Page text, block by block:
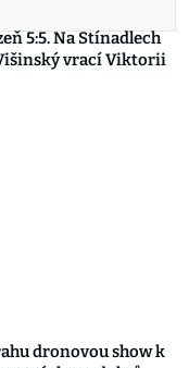
5:5. Na Stínadlech
vrací Viktorii
dronovou show k